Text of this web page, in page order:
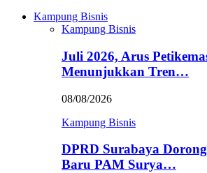
Kampung Bisnis
Kampung Bisnis
Juli 2026, Arus
Menunjukkan Tren…
08/08/2026
Kampung Bisnis
DPRD Surabaya
Baru PAM Surya…